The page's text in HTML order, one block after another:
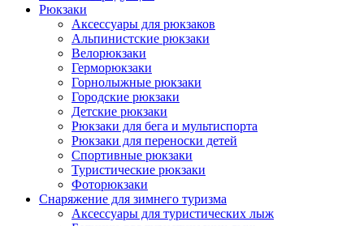
Рюкзаки
Аксессуары для рюкзаков
Альпинистские рюкзаки
Велорюкзаки
Герморюкзаки
Горнолыжные рюкзаки
Городские рюкзаки
Детские рюкзаки
Рюкзаки для бега и мультиспорта
Рюкзаки для переноски детей
Спортивные рюкзаки
Туристические рюкзаки
Фоторюкзаки
Снаряжение для зимнего туризма
Аксессуары для туристических лыж